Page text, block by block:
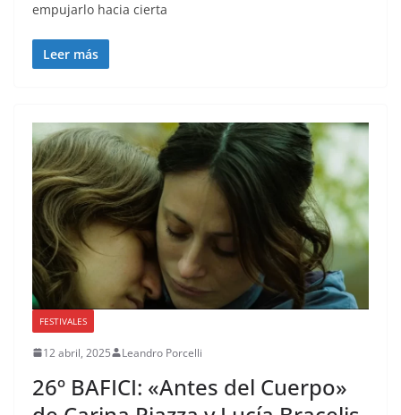
empujarlo hacia cierta
Leer más
FESTIVALES
12 abril, 2025 Leandro Porcelli
26º BAFICI: «Antes del Cuerpo»